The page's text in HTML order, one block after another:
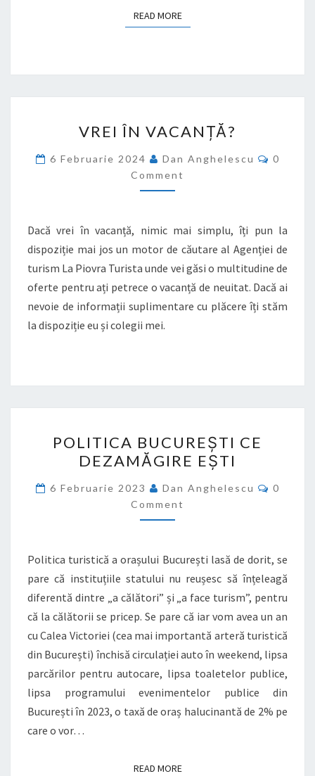
READ MOREREAD MORE
ÎN
VACANȚĂ?
VREI ÎN VACANȚĂ?
6 Februarie 2024 Dan Anghelescu
0
Comment
Dacă vrei în vacanță, nimic mai simplu, îți pun la
dispoziție mai jos un motor de căutare al Agenției de
turism La Piovra Turista unde vei găsi o multitudine de
oferte pentru ați petrece o vacanță de neuitat. Dacă ai
nevoie de informații suplimentare cu plăcere îți stăm
la dispoziție eu și colegii mei.
BUCUREȘTI
CE
DEZAMĂGIRE
EȘTI
POLITICA BUCUREȘTI CE
DEZAMĂGIRE EȘTI
6 Februarie 2023 Dan Anghelescu
0
Comment
Politica turistică a orașului București lasă de dorit, se
pare că instituțiile statului nu reușesc să înțeleagă
diferentă dintre „a călători” și „a face turism”, pentru
că la călătorii se pricep. Se pare că iar vom avea un an
cu Calea Victoriei (cea mai importantă arteră turistică
din București) închisă circulației auto în weekend, lipsa
parcărilor pentru autocare, lipsa toaletelor publice,
lipsa programului evenimentelor publice din
București în 2023, o taxă de oraș halucinantă de 2% pe
care o vor…
READ MOREREAD MORE